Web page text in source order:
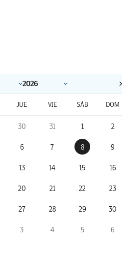
JUE VIE SÁB DOM
30 31 1 2
6 7 8 9
13 14 15 16
20 21 22 23
27 28 29 30
3 4 5 6